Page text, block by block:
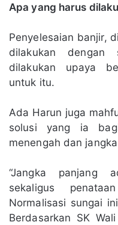
Apa yang harus
Penyelesaian banjir,
dilakukan
dilakukan upaya
untuk itu.
Ada Harun juga
solusi yang ia
menengah dan
“Jangka panjang
sekaligus
Normalisasi sungai
Berdasarkan SK